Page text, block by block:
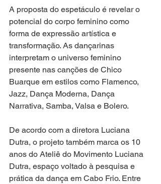
A proposta do espetáculo é revelar o
potencial do corpo feminino como
forma de expressão artística e
transformação. As dançarinas
interpretam o universo feminino
presente nas canções de Chico
Buarque em estilos como Flamenco,
Jazz, Dança Moderna, Dança
Narrativa, Samba, Valsa e Bolero.
De acordo com a diretora Luciana
Dutra, o projeto também marca os 10
anos do Ateliê do Movimento Luciana
Dutra, espaço voltado à pesquisa e
prática da dança em Cabo Frio. Entre